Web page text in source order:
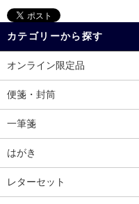
カテゴリーから探す
オンライン限定品
便箋・封筒
一筆箋
はがき
レターセット